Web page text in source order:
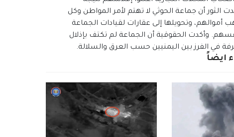
أن جماعة الحوثي لا تهتم لأمر المواطن وكل
وتحويلها إلى عقارات لقيادات الجماعة
وأكدت الحقوقية أن الجماعة لم تكتف بإذلال
في الفرز بين اليمنيين حسب العرق والسلالة.
ايضاً